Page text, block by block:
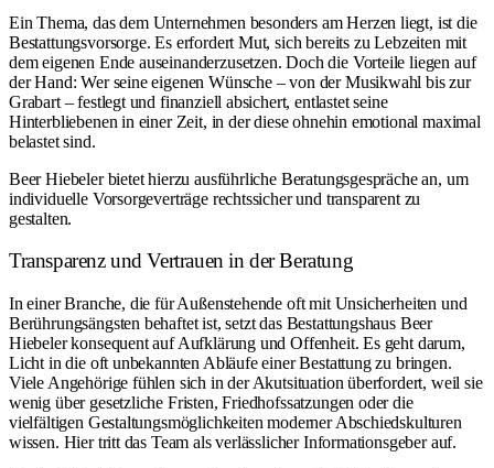
Ein Thema, das dem Unternehmen besonders am Herzen liegt, ist die
Bestattungsvorsorge. Es erfordert Mut, sich bereits zu Lebzeiten mit
dem eigenen Ende auseinanderzusetzen. Doch die Vorteile liegen auf
der Hand: Wer seine eigenen Wünsche – von der Musikwahl bis zur
Grabart – festlegt und finanziell absichert, entlastet seine
Hinterbliebenen in einer Zeit, in der diese ohnehin emotional maximal
belastet sind.
Beer Hiebeler bietet hierzu ausführliche Beratungsgespräche an, um
individuelle Vorsorgeverträge rechtssicher und transparent zu
gestalten.
Transparenz und Vertrauen in der Beratung
In einer Branche, die für Außenstehende oft mit Unsicherheiten und
Berührungsängsten behaftet ist, setzt das Bestattungshaus Beer
Hiebeler konsequent auf Aufklärung und Offenheit. Es geht darum,
Licht in die oft unbekannten Abläufe einer Bestattung zu bringen.
Viele Angehörige fühlen sich in der Akutsituation überfordert, weil sie
wenig über gesetzliche Fristen, Friedhofssatzungen oder die
vielfältigen Gestaltungsmöglichkeiten moderner Abschiedskulturen
wissen. Hier tritt das Team als verlässlicher Informationsgeber auf.